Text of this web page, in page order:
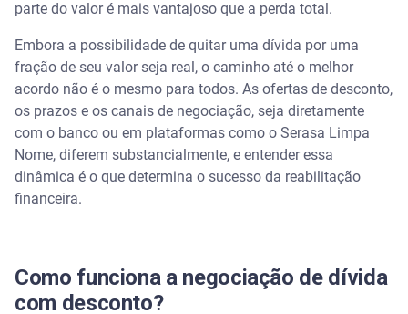
Serasa Ensina
Onde negociar: direto com o banco ou em uma
plataforma?
Passo a passo para negociar no Serasa Limpa
Nome
Quais as consequências de não pagar a dívida do
Organize suas finanças para um futuro sem dívidas
parte do valor é mais vantajoso que a perda total.
Embora a possibilidade de quitar uma dívida por uma
fração de seu valor seja real, o caminho até o melhor
acordo não é o mesmo para todos. As ofertas de desconto,
os prazos e os canais de negociação, seja diretamente
com o banco ou em plataformas como o Serasa Limpa
Nome, diferem substancialmente, e entender essa
dinâmica é o que determina o sucesso da reabilitação
financeira.
Como funciona a negociação de dívida
com desconto?